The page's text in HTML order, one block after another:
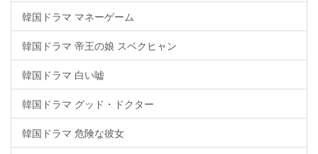
韓国ドラマ マネーゲーム
韓国ドラマ 帝王の娘 スベクヒャン
韓国ドラマ 白い嘘
韓国ドラマ グッド・ドクター
韓国ドラマ 危険な彼女